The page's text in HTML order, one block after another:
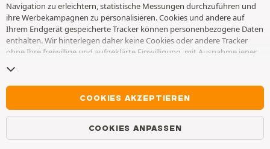
3.5 von 5 Sternen
KUNDENZUFRIEDENHEIT
Um dieses Produkt bewerten zu können, müssen Sie zuvor
eine Bestellung aufgegeben haben. Wir informieren Sie,
werden ausschließlich in chronologischer Reihenfolge
sortiert.
Navigation zu erleichtern, statistische Messungen durchzuführen und
ihre Werbekampagnen zu personalisieren. Cookies und andere auf
Ihrem Endgerät gespeicherte Tracker können personenbezogene Daten
enthalten. Wir hinterlegen daher keine Cookies oder andere Tracker
ohne Ihre freiwillige und aufgeklärte Einwilligung, mit Ausnahme jener,
Auswahl für einen Zeitraum von 6 Monaten. Sie können Ihre
Einwilligung jederzeit widerrufen, indem Sie die WebseiteCookies und
besuchen. Sie haben die Möglichkeit, Ihre Navigation
fortzusetzen, ohne die Hinterlegung von Cookies oder anderen
Trackern zu akzeptieren. Die Ablehnung hat keinen Einfluss auf Ihren
Zugriff zu den angebotenen Dienstleistungen AD TYRES. Weitere
Informationen finden Sie auf derWebseite Cookies und andere Tracker.
COOKIES AKZEPTIEREN
COOKIES ANPASSEN